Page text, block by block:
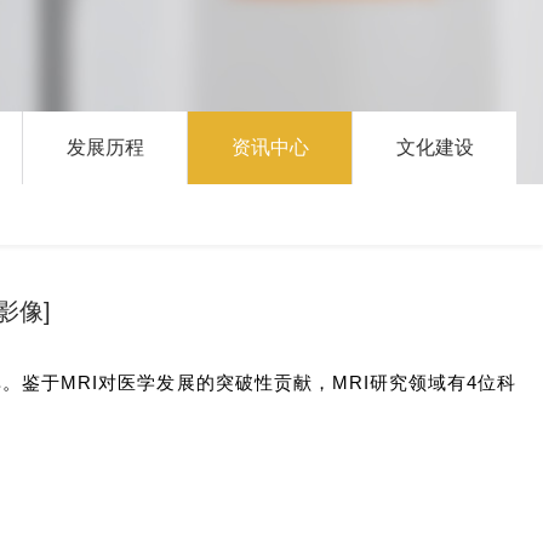
发展历程 资讯中心 文化建设
像]
鉴于MRI对医学发展的突破性贡献，MRI研究领域有4位科